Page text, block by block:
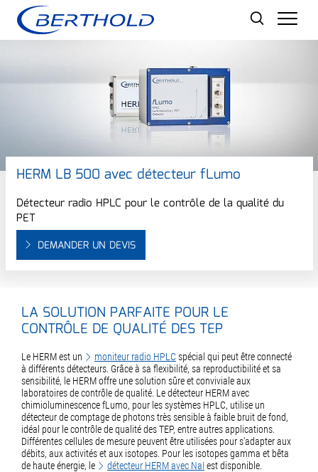
HERM LB 500 avec détecteur fLumo
Détecteur radio HPLC pour le contrôle de la qualité du
PET
DEMANDER UN DEVIS
LA SOLUTION PARFAITE POUR LE
CONTRÔLE DE QUALITÉ DES TEP
Le HERM est un moniteur radio HPLC spécial qui peut être connecté
à différents détecteurs. Grâce à sa flexibilité, sa reproductibilité et sa
sensibilité, le HERM offre une solution sûre et conviviale aux
laboratoires de contrôle de qualité. Le détecteur HERM avec
chimioluminescence fLumo, pour les systèmes HPLC, utilise un
détecteur de comptage de photons très sensible à faible bruit de fond,
idéal pour le contrôle de qualité des TEP, entre autres applications.
Différentes cellules de mesure peuvent être utilisées pour s'adapter aux
débits, aux activités et aux isotopes. Pour les isotopes gamma et bêta
de haute énergie, le
détecteur HERM avec NaIest disponible.